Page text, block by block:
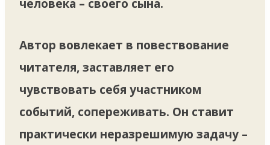
человека – своего сына.
Автор вовлекает в повествование
читателя, заставляет его
чувствовать себя участником
событий, сопереживать. Он ставит
практически неразрешимую задачу –